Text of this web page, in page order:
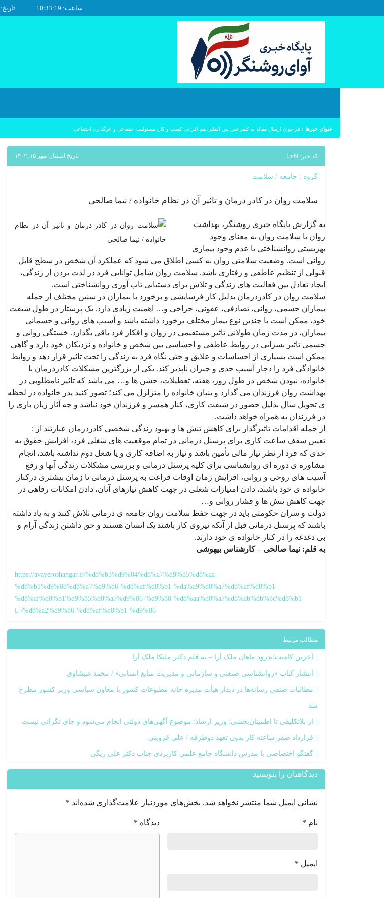
ساعت: 10:33:19 تاریخ: ۱۷ مرداد ۱۴۰۵
عنوان خبرها : فراخوان ارسال مقاله به کنفرانس بین المللی هم افزایی کسب و کار، مسئولیت اجتماعی و اثرگذاری اجتماعی
کد خبر: 1549 تاریخ انتشار: مهر ۱۵, ۱۴۰۲
گروه : جامعه / سلامت
سلامت روان در کادر درمان و تاثیر آن در نظام خانواده / نیما صالحی
به گزارش پایگاه خبری روشنگر، بهداشت
روان یا سلامت روان به معنای وجود
بهزیستی روانشناختی یا عدم وجود بیماری
روانی است. وضعیت سلامتی روان به کسی اطلاق می شود که عملکرد آن شخص در سطح قابل
قبولی از تنظیم عاطفی و رفتاری باشد. سلامت روان شامل توانایی فرد در لذت بردن از زندگی،
ایجاد تعادل بین فعالیت های زندگی و تلاش برای دستیابی تاب آوری روانشناختی است.
سلامت روان در کادردرمان بدلیل کار فرسایشی و برخورد با بیماران در سنین مختلف از جمله
بیماران جسمی، روانی، تصادفی، عفونی، جراحی و… اهمیت زیادی دارد. یک پرستار در طول شیفت
خود، ممکن است با چندین نوع بیمار مختلف برخورد داشته باشد و آسیب های روانی و جسمانی
بیماران، در مدت زمان طولانی تاثیر مستقیمی در روان و افکار فرد باقی بگذارد. خستگی روانی و
جسمی تاثیر بسزایی در روابط عاطفی و احساسی بین شخص و خانواده و نزدیکان خود دارد و گاهی
ممکن است بسیاری از احساسات و علایق و حتی نگاه فرد به زندگی را تحت تاثیر قرار دهد و روابط
خانوادگی فرد را دچار آسیب جدی و جبران ناپذیر کند. یکی از بزرگترین مشکلات کادردرمان با
خانواده، نبودن شخص در طول روز، هفته،‌ تعطیلات، جشن ها و… می باشد که تاثیر نامطلوبی در
بهداشت روان فرزندان می گذارد و بنیان خانواده را متزلزل می کند؛ تصور کنید پدر خانواده در لحظه
ی تحویل سال بدلیل حضور در شیفت کاری، کنار همسر و فرزندان خود نباشد و چه آثار زیان باری را
در فرزندان به همراه خواهد داشت.
از جمله اقدامات تاثیرگذار برای کاهش تنش ها و بهبود زندگی شخصی کادردرمان عبارتند از :
تعیین سقف ساعت کاری برای پرسنل درمانی در تمام موقعیت های شغلی فرد، افزایش حقوق به
حدی که فرد از نظر نیاز مالی تأمین باشد و نیاز به اضافه کاری و یا شغل دوم نداشته باشد، انجام
مشاوره ی دوره ای روانشناسی برای کلیه پرسنل درمانی و بررسی مشکلات زندگی آنها و رفع
آسیب های روحی و روانی، افزایش زمان اوقات فراغت به پرسنل درمانی تا زمان بیشتری درکنار
خانواده ی خود باشند، دادن امتیازات شغلی در جهت کاهش نیازهای آنان، دادن امکانات رفاهی در
جهت کاهش تنش ها و فشار روانی و…
دولت و سران حکومتی باید در جهت حفظ سلامت روان جامعه ی درمانی تلاش کنند و به یاد داشته
باشند که پرسنل درمانی قبل از آنکه نیروی کار باشند یک انسان هستند و حق داشتن زندگی آرام و
بی دغدغه را در کنار خانواده ی خود دارند.
به قلم: نیما صالحی – کارشناس بیهوشی
https://avayeroshangar.ir/%d8%b3%d9%84%d8%a7%d9%85%d8%aa-
%d8%b1%d9%88%d8%a7%d9%86-%d8%af%d8%b1-%da%a9%d8%a7%d8%af%d8%b1-
%d8%af%d8%b1%d9%85%d8%a7%d9%86-%d9%88-%d8%aa%d8%a7%d8%ab%db%8c%d8%b1-
%d8%a2%d9%86-%d8%af%d8%b1-%d9%86/
مطالب مرتبط
آخرین کامیت؛بدرود ماهان ملک آرا – به قلم دکتر ملیکا ملک آرا
انتشار کتاب «روانشناسی صنعتی و سازمانی و مدیریت منابع انسانی» / محمد غبیشاوی
مطالبات صنفی رسانه‌ها در دیدار هیأت مدیره خانه مطبوعات کشور با معاون سیاسی وزیر کشور مطرح
شد
از بلاتکلیفی تا اطمینان‌بخشی؛ وزیر ارشاد: موضوع آگهی‌های دولتی انجام می‌شود و جای نگرانی نیست
قرارداد صفر ساعته کار بدون تعهد دوطرفه / علی قزوینی
گفتگو اختصاصی با مدرس دانشگاه جامع علمی کاربردی جناب دکتر علی ریگی
دیدگاهتان را بنویسید
نشانی ایمیل شما منتشر نخواهد شد. بخش‌های موردنیاز علامت‌گذاری شده‌اند *
دیدگاه * نام *
ایمیل *